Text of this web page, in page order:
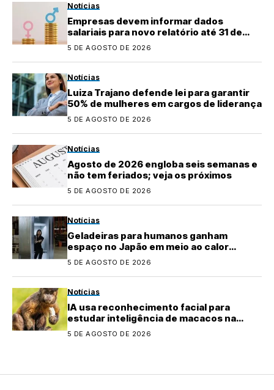
Notícias
Empresas devem informar dados
salariais para novo relatório até 31 de
agosto
5 DE AGOSTO DE 2026
Notícias
Luiza Trajano defende lei para garantir
50% de mulheres em cargos de liderança
5 DE AGOSTO DE 2026
Notícias
Agosto de 2026 engloba seis semanas e
não tem feriados; veja os próximos
5 DE AGOSTO DE 2026
Notícias
Geladeiras para humanos ganham
espaço no Japão em meio ao calor
extremo
5 DE AGOSTO DE 2026
Notícias
IA usa reconhecimento facial para
estudar inteligência de macacos na
natureza
5 DE AGOSTO DE 2026